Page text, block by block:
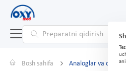
Bosh sahifa Analoglar va o'rnini